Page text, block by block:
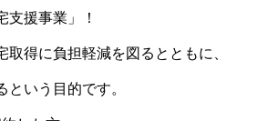
支援事業」！
得に負担軽減を図るとともに、
いう目的です。